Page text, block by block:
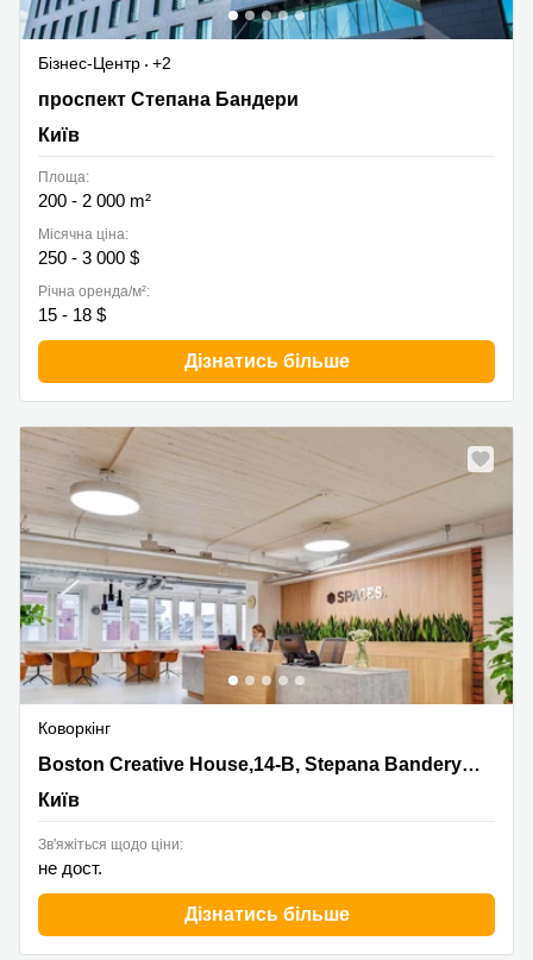
Бізнес-Центр
+2
проспект Степана Бандери 28А, Київ
проспект Степана Бандери
Київ
Площа:
200 - 2 000 m²
Місячна ціна:
250 - 3 000 $
Річна оренда/м²:
15 - 18 $
Дізнатись більше
Нове
Коворкінг
Boston Creative House,14-B, Stepana Bandery Kyiv,
Київ
Boston Creative House,14-B, Stepana Bandery Kyiv
Київ
Зв'яжіться щодо ціни:
не дост.
Дізнатись більше